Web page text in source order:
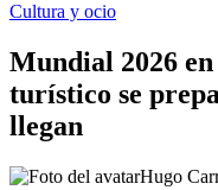
Cultura y ocio
Mundial 2026
turístico se
llegan
Hugo